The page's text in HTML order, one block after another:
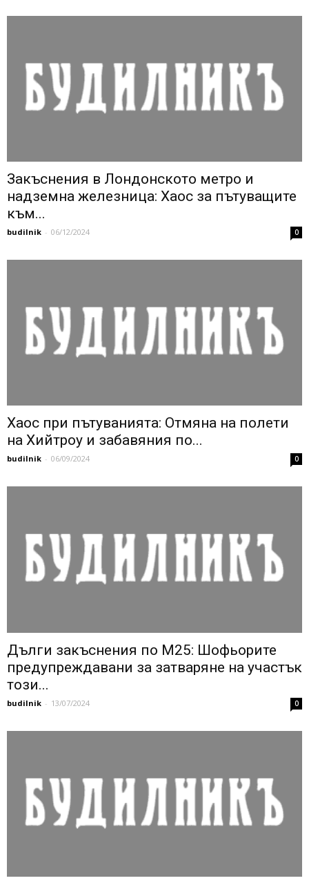
Закъснения в Лондонското метро и
надземна железница: Хаос за пътуващите
към...
budilnik - 06/12/2024 0
Хаос при пътуванията: Отмяна на полети
на Хийтроу и забавяния по...
budilnik - 06/09/2024 0
Дълги закъснения по M25: Шофьорите
предупреждавани за затваряне на участък
този...
budilnik - 13/07/2024 0